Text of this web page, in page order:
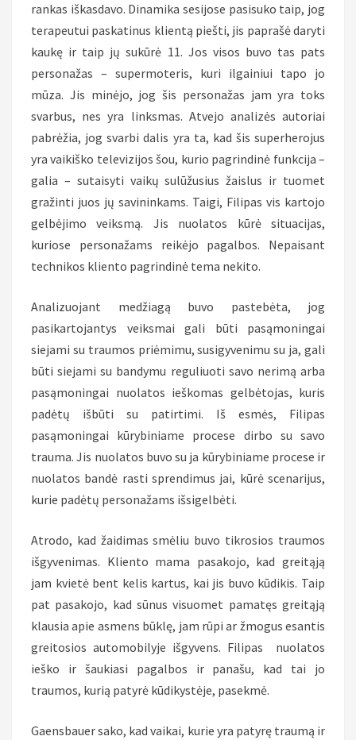
rankas iškasdavo. Dinamika sesijose pasisuko taip, jog
terapeutui paskatinus klientą piešti, jis paprašė daryti
kaukę ir taip jų sukūrė 11. Jos visos buvo tas pats
personažas – supermoteris, kuri ilgainiui tapo jo
mūza. Jis minėjo, jog šis personažas jam yra toks
svarbus, nes yra linksmas. Atvejo analizės autoriai
pabrėžia, jog svarbi dalis yra ta, kad šis superherojus
yra vaikiško televizijos šou, kurio pagrindinė funkcija –
galia – sutaisyti vaikų sulūžusius žaislus ir tuomet
gražinti juos jų savininkams. Taigi, Filipas vis kartojo
gelbėjimo veiksmą. Jis nuolatos kūrė situacijas,
kuriose personažams reikėjo pagalbos. Nepaisant
technikos kliento pagrindinė tema nekito.
Analizuojant medžiagą buvo pastebėta, jog
pasikartojantys veiksmai gali būti pasąmoningai
siejami su traumos priėmimu, susigyvenimu su ja, gali
būti siejami su bandymu reguliuoti savo nerimą arba
pasąmoningai nuolatos ieškomas gelbėtojas, kuris
padėtų išbūti su patirtimi. Iš esmės, Filipas
pasąmoningai kūrybiniame procese dirbo su savo
trauma. Jis nuolatos buvo su ja kūrybiniame procese ir
nuolatos bandė rasti sprendimus jai, kūrė scenarijus,
kurie padėtų personažams išsigelbėti.
Atrodo, kad žaidimas smėliu buvo tikrosios traumos
išgyvenimas. Kliento mama pasakojo, kad greitąją
jam kvietė bent kelis kartus, kai jis buvo kūdikis. Taip
pat pasakojo, kad sūnus visuomet pamatęs greitąją
klausia apie asmens būklę, jam rūpi ar žmogus esantis
greitosios automobilyje išgyvens. Filipas nuolatos
ieško ir šaukiasi pagalbos ir panašu, kad tai jo
traumos, kurią patyrė kūdikystėje, pasekmė.
Gaensbauer sako, kad vaikai, kurie yra patyrę traumą ir